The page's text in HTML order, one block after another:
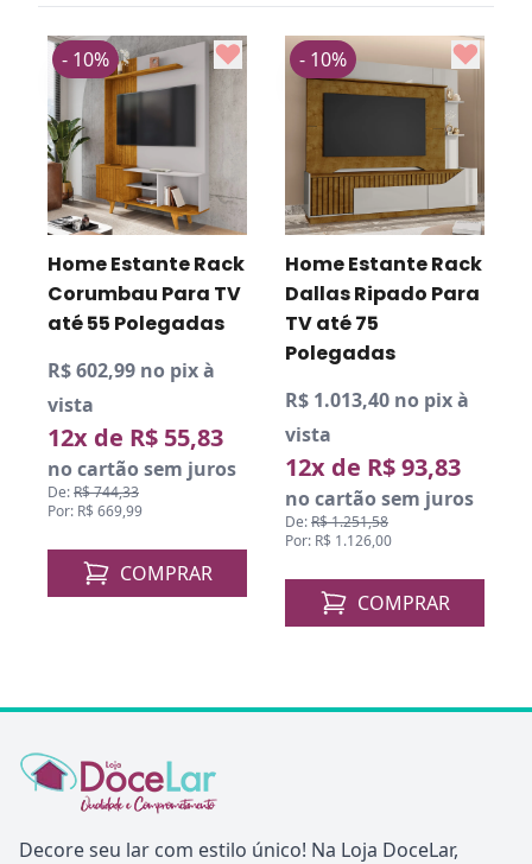
Home Estante Rack
Corumbau Para TV
até 55 Polegadas
R$ 602,99 no pix à
vista
12x de R$ 55,83
no cartão sem juros
De:R$ 744,33
Por: R$ 669,99
- 10%
COMPRAR
Home Estante Rack
Dallas Ripado Para
TV até 75
Polegadas
R$ 1.013,40 no pix à
vista
12x de R$ 93,83
no cartão sem juros
De:R$ 1.251,58
Por: R$ 1.126,00
- 10%
COMPRAR
Decore seu lar com estilo único! Na Loja DoceLar,